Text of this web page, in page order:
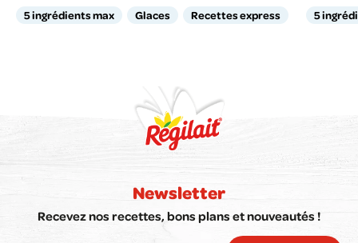
5 ingrédients max Glaces Recettes express 5
Newsletter
Recevez nos recettes, bons plans et nouveautés !